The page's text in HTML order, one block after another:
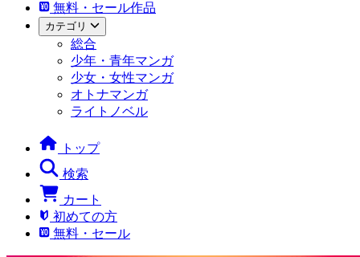
無料・セール作品
カテゴリ
総合
少年・青年マンガ
少女・女性マンガ
オトナマンガ
ライトノベル
トップ
検索
カート
初めての方
無料・セール